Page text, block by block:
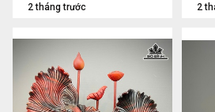
2 tháng trước 2